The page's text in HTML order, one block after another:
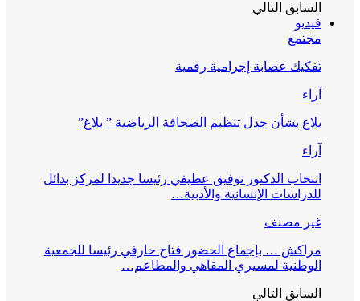
السابق التالي
فيديو
مجتمع
تفكيك عصابة إجرامية رقمية
آراء
بلاغ بشأن جدل تنظيم الصحافة الرياضية ” بلاغ”
آراء
انتخاب الدكتور توفيق عطيفي رئيسا جديدا لمركز بدائل
للدراسات الإنسانية والأدبية…
غير مصنف
مراكش … بإجماع الحضور فتاح حارفي رئيسا للجمعية
الوطنية لمسيري المقاهي والمطاعم…
السابق التالي